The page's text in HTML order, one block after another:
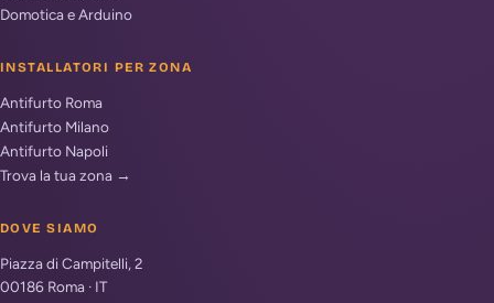
Domotica e Arduino
INSTALLATORI PER ZONA
Antifurto Roma
Antifurto Milano
Antifurto Napoli
Trova la tua zona →
DOVE SIAMO
Piazza di Campitelli, 2
00186 Roma · IT